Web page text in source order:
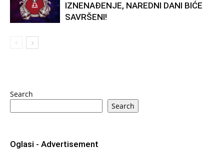
IZNENAĐENJE, NAREDNI DANI BIĆE
SAVRŠENI!
Search
Search
Oglasi - Advertisement